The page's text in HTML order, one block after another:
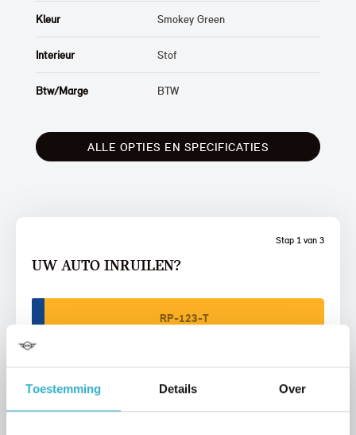
Toestemming Details Over
Stap 1 van 3
UW AUTO INRUILEN?
VOORSTEL AANVRAGEN
Kleur Smokey Green
Interieur Stof
Btw/Marge BTW
ALLE OPTIES EN SPECIFICATIES